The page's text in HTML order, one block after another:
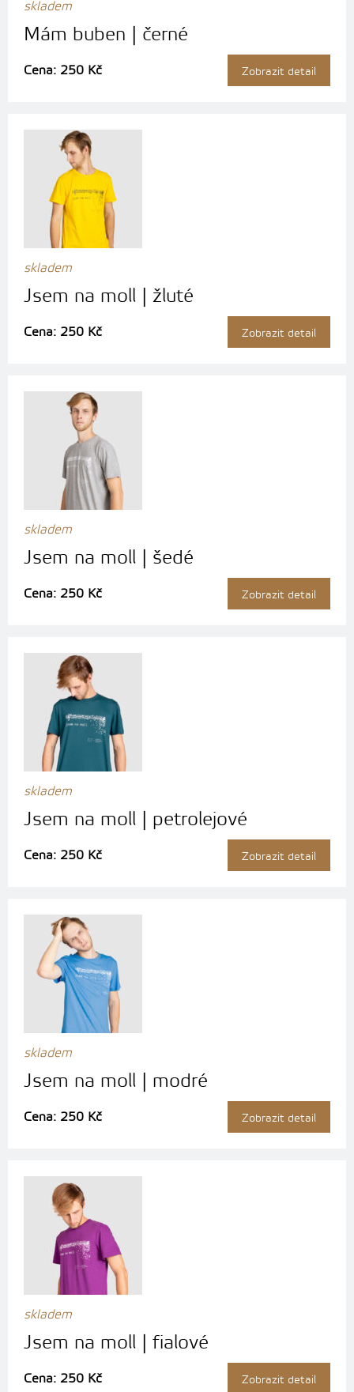
skladem
Mám buben | černé
Cena: 250 Kč Zobrazit detail
skladem
Jsem na moll | žluté
Cena: 250 Kč Zobrazit detail
skladem
Jsem na moll | šedé
Cena: 250 Kč Zobrazit detail
skladem
Jsem na moll | petrolejové
Cena: 250 Kč Zobrazit detail
skladem
Jsem na moll | modré
Cena: 250 Kč Zobrazit detail
skladem
Jsem na moll | fialové
Cena: 250 Kč Zobrazit detail